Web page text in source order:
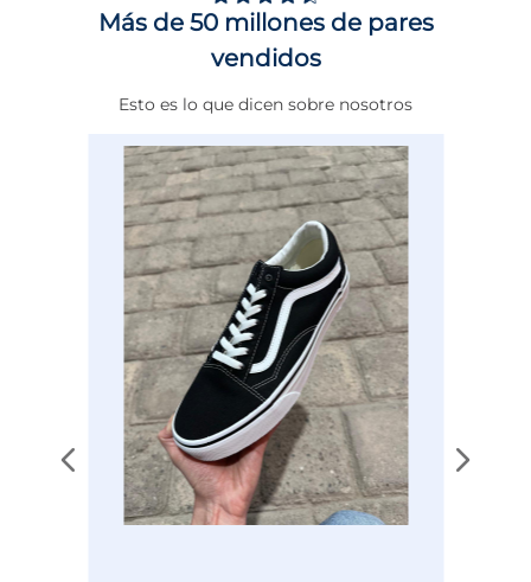
Género Niño
DE 0 A 4 cms
NORMAL
BLANCO
Más de 50 millones de pares
vendidos
Esto es lo que dicen sobre nosotros